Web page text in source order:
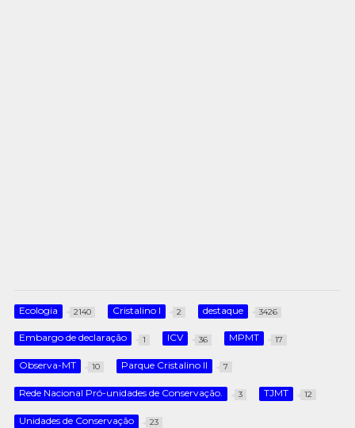
Ecologia 2140 Cristalino I 2 destaque 3426
Embargo de declaração 1 ICV 36 MPMT 17
Observa-MT 10 Parque Cristalino II 7
Rede Nacional Pró-unidades de Conservação. 3 TJMT 12
Unidades de Conservação 23